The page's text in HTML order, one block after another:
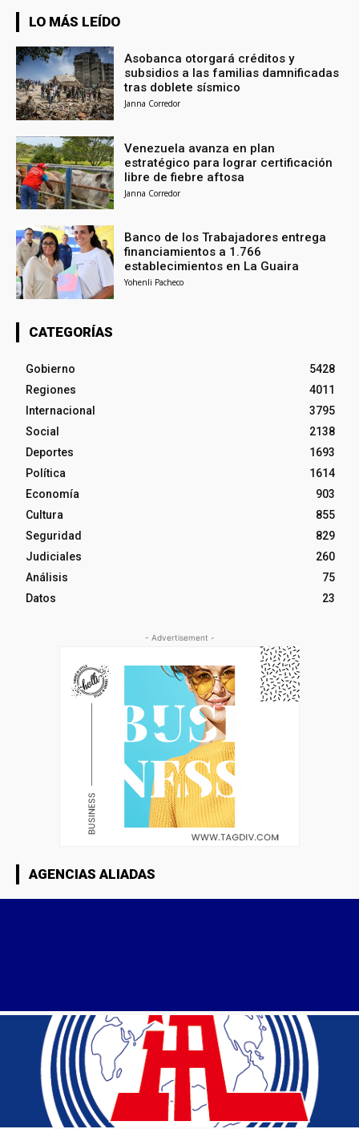
LO MÁS LEÍDO
Asobanca otorgará créditos y
subsidios a las familias damnificadas
tras doblete sísmico
Janna Corredor
Venezuela avanza en plan
estratégico para lograr certificación
libre de fiebre aftosa
Janna Corredor
Banco de los Trabajadores entrega
financiamientos a 1.766
establecimientos en La Guaira
Yohenli Pacheco
CATEGORÍAS
Gobierno
5428
Regiones
4011
Internacional
3795
Social
2138
Deportes
1693
Política
1614
Economía
903
Cultura
855
Seguridad
829
Judiciales
260
Análisis
75
Datos
23
- Advertisement -
AGENCIAS ALIADAS